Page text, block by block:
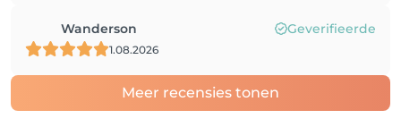
Wanderson Geverifieerde
1.08.2026
Meer recensies tonen